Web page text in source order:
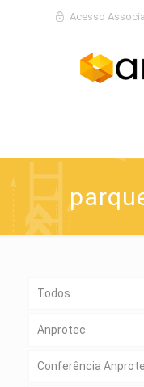
Acesso
Todos
Anprotec
Conferência